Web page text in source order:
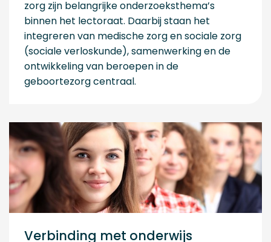
zorg zijn belangrijke onderzoeksthema’s
binnen het lectoraat. Daarbij staan het
integreren van medische zorg en sociale zorg
(sociale verloskunde), samenwerking en de
ontwikkeling van beroepen in de
geboortezorg centraal.
Verbinding met onderwijs